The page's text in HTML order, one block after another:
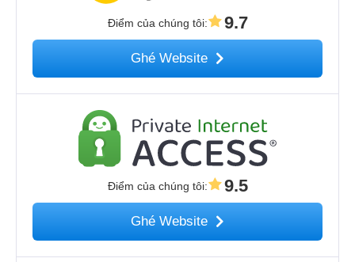
Điểm của chúng tôi: 9.7
Ghé Website
Điểm của chúng tôi: 9.5
Ghé Website